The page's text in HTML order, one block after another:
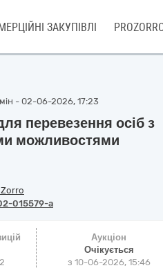
ЗАКУПІВЛІ
- 02-06-2026, 17:23
перевезення осіб з
можливостями
015579-a
Аукціон
Очікується
з 10-06-2026, 15:46